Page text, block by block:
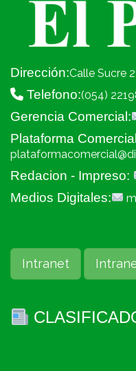
Dirección:Calle Sucre
Telefono:(054)
Gerencia Comercial:
Plataforma
Redacion - Impreso:
Medios Digitales:
Intranet